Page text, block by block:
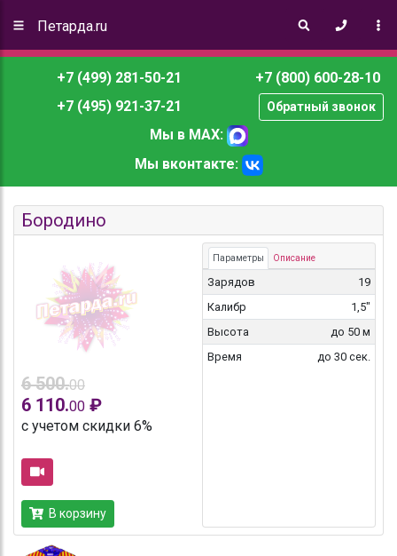
Петарда.ru
+7 (499) 281-50-21
+7 (495) 921-37-21
+7 (800) 600-28-10
Обратный звонок
Мы в MAX:
Мы вконтакте:
Бородино
6 500.00
6 110.00 ₽
с учетом скидки 6%
В корзину
Параметры Описание
Зарядов
19
Калибр
1,5"
Высота
до 50 м
Время
до 30 сек.